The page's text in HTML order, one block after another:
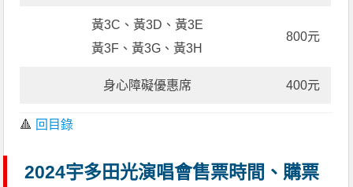
黃3C、黃3D、黃3E
黃3F、黃3G、黃3H
800元
身心障礙優惠席 400元
🔺 回目錄
2024宇多田光演唱會售票時間、購票